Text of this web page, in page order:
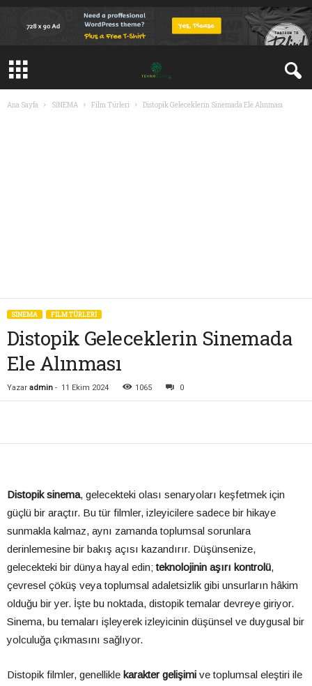
Ana Sayfa SİNEMA Film Türleri Distopik Geleceklerin Sinemada Ele Alınması
SİNEMA FILM TÜRLERI
Distopik Geleceklerin Sinemada
Ele Alınması
Yazar admin - 11 Ekim 2024 1065 0
Distopik sinema, gelecekteki olası senaryoları keşfetmek için
güçlü bir araçtır. Bu tür filmler, izleyicilere sadece bir hikaye
sunmakla kalmaz, aynı zamanda toplumsal sorunlara
derinlemesine bir bakış açısı kazandırır. Düşünsenize,
gelecekteki bir dünya hayal edin;teknolojinin aşırı kontrolü,
çevresel çöküş veya toplumsal adaletsizlik gibi unsurların hâkim
olduğu bir yer. İşte bu noktada, distopik temalar devreye giriyor.
Sinema, bu temaları işleyerek izleyicinin düşünsel ve duygusal bir
yolculuğa çıkmasını sağlıyor.
Distopik filmler, genellikle karakter gelişimi ve toplumsal eleştiri ile